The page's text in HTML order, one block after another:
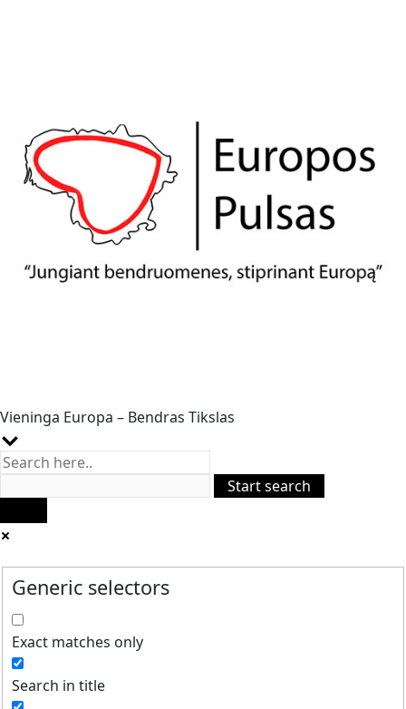
Vieninga Europa – Bendras Tikslas
Generic selectors
Exact matches only
Search in title